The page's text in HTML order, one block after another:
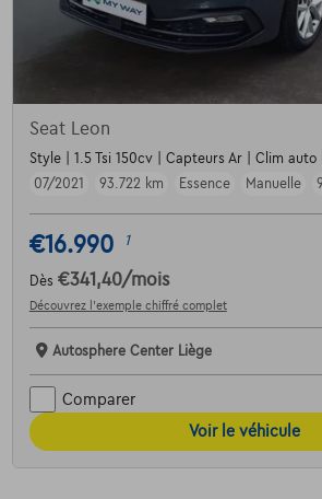
Seat Leon
Style | 1.5 Tsi 150cv | Capteurs Ar | Clim
07/2021
93.722 km Essence Manuelle
€16.990 1
Dès €341,40/mois
Découvrez l’exemple chiffré complet
Autosphere Center Liège
Comparer
Voir le véhicule